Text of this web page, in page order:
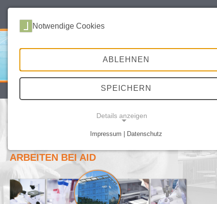
IMPRESSUM
AID KARRIERE – IHRE
ARBEITEN BEI AID
Notwendige Cookies
ABLEHNEN
SPEICHERN
Details anzeigen
Impressum | Datenschutz